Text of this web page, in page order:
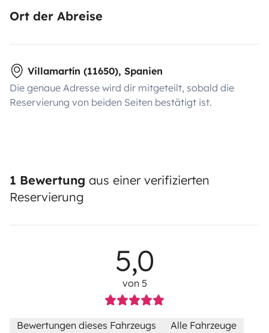
Ort der Abreise
Villamartín (11650), Spanien
Die genaue Adresse wird dir mitgeteilt, sobald die
Reservierung von beiden Seiten bestätigt ist.
1 Bewertung aus einer verifizierten
Reservierung
5,0
von 5
Bewertungen dieses Fahrzeugs Alle Fahrzeuge